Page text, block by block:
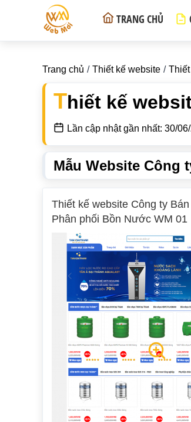
TRANG CHỦ
Trang chủ Thiết kế website
Thiết kế
Lần cập nhật gần nhất: 30/
Mẫu Website Công
Thiết kế website Công ty
Phân phối Bồn Nước WM 01